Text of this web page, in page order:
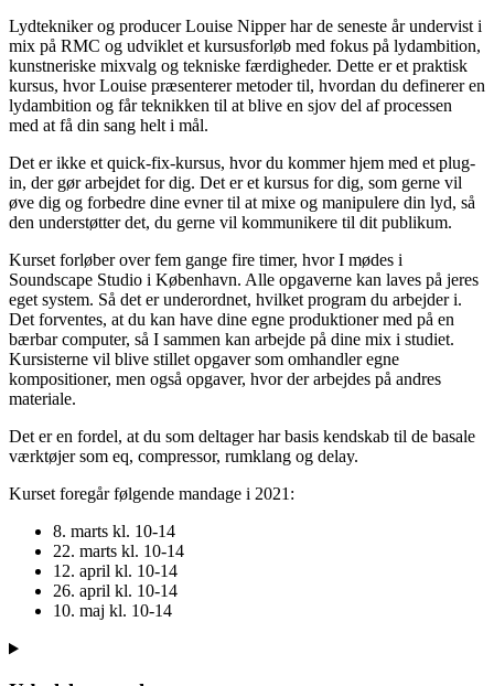
Lydtekniker og producer Louise Nipper har de seneste år undervist i
mix på RMC og udviklet et kursusforløb med fokus på lydambition,
kunstneriske mixvalg og tekniske færdigheder. Dette er et praktisk
kursus, hvor Louise præsenterer metoder til, hvordan du definerer en
lydambition og får teknikken til at blive en sjov del af processen
med at få din sang helt i mål.
Det er ikke et quick-fix-kursus, hvor du kommer hjem med et plug-
in, der gør arbejdet for dig. Det er et kursus for dig, som gerne vil
øve dig og forbedre dine evner til at mixe og manipulere din lyd, så
den understøtter det, du gerne vil kommunikere til dit publikum.
Kurset forløber over fem gange fire timer, hvor I mødes i
Soundscape Studio i København. Alle opgaverne kan laves på jeres
eget system. Så det er underordnet, hvilket program du arbejder i.
Det forventes, at du kan have dine egne produktioner med på en
bærbar computer, så I sammen kan arbejde på dine mix i studiet.
Kursisterne vil blive stillet opgaver som omhandler egne
kompositioner, men også opgaver, hvor der arbejdes på andres
materiale.
Det er en fordel, at du som deltager har basis kendskab til de basale
værktøjer som eq, compressor, rumklang og delay.
Kurset foregår følgende mandage i 2021:
8. marts kl. 10-14
22. marts kl. 10-14
12. april kl. 10-14
26. april kl. 10-14
10. maj kl. 10-14